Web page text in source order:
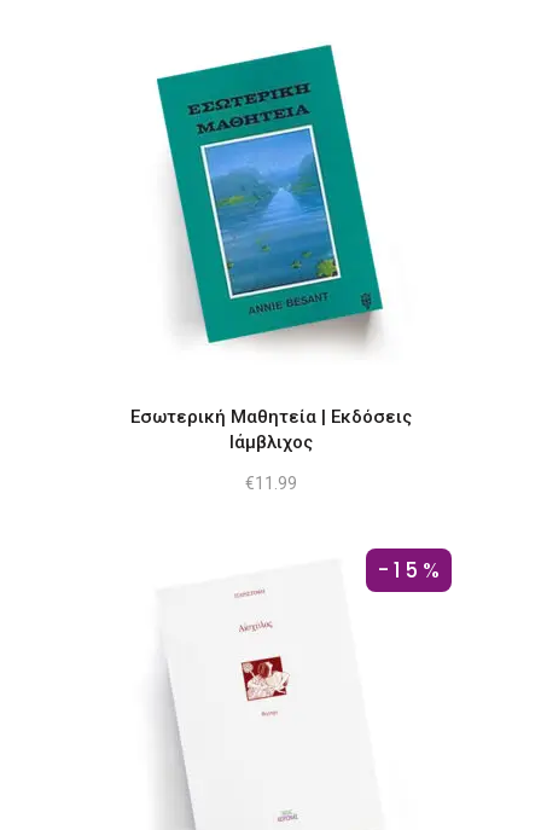
Εσωτερική Μαθητεία | Εκδόσεις
Ιάμβλιχος
€11.99
-15%